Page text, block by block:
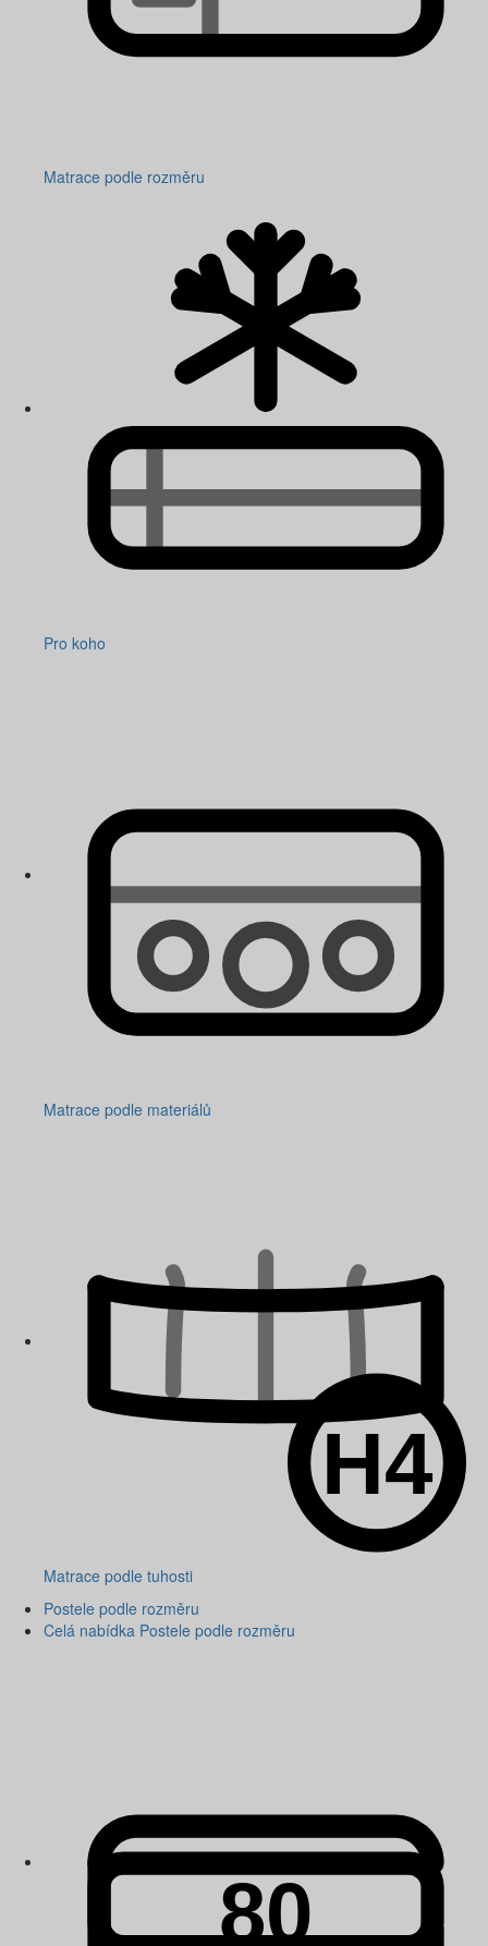
Matrace podle rozměru
Pro koho
Matrace podle materiálů
Matrace podle tuhosti
Postele podle rozměru
Celá nabídka Postele podle rozměru